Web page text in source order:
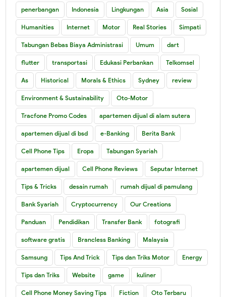
penerbangan Indonesia Lingkungan Asia Sosial
Humanities Internet Motor Real Stories Simpati
Tabungan Bebas Biaya Administrasi Umum dart
flutter transportasi Edukasi Perbankan Telkomsel
As Historical Morals & Ethics Sydney review
Environment & Sustainability Oto-Motor
Tracfone Promo Codes apartemen dijual di alam sutera
apartemen dijual di bsd e-Banking Berita Bank
Cell Phone Tips Eropa Tabungan Syariah
apartemen dijual Cell Phone Reviews Seputar Internet
Tips & Tricks desain rumah rumah dijual di pamulang
Bank Syariah Cryptocurrency Our Creations
Panduan Pendidikan Transfer Bank fotografi
software gratis Brancless Banking Malaysia
Samsung Tips And Trick Tips dan Triks Motor Energy
Tips dan Triks Website game kuliner
Cell Phone Money Saving Tips Fiction Oto Terbaru